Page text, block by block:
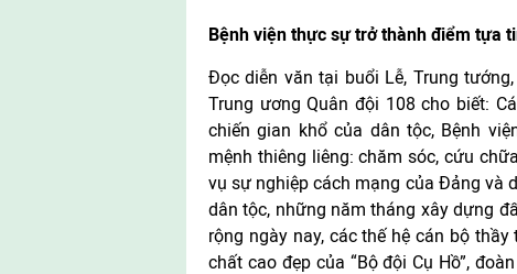
Bệnh viện thực sự trở thành điểm tựa
Đọc diễn văn tại buổi Lễ, Trung
Trung ương Quân đội 108 cho biết:
chiến gian khổ của dân tộc, Bệnh
mệnh thiêng liêng: chăm sóc, cứu
vụ sự nghiệp cách mạng của Đảng và
dân tộc, những năm tháng xây dựng
rộng ngày nay, các thế hệ cán bộ
chất cao đẹp của “Bộ đội Cụ Hồ”,